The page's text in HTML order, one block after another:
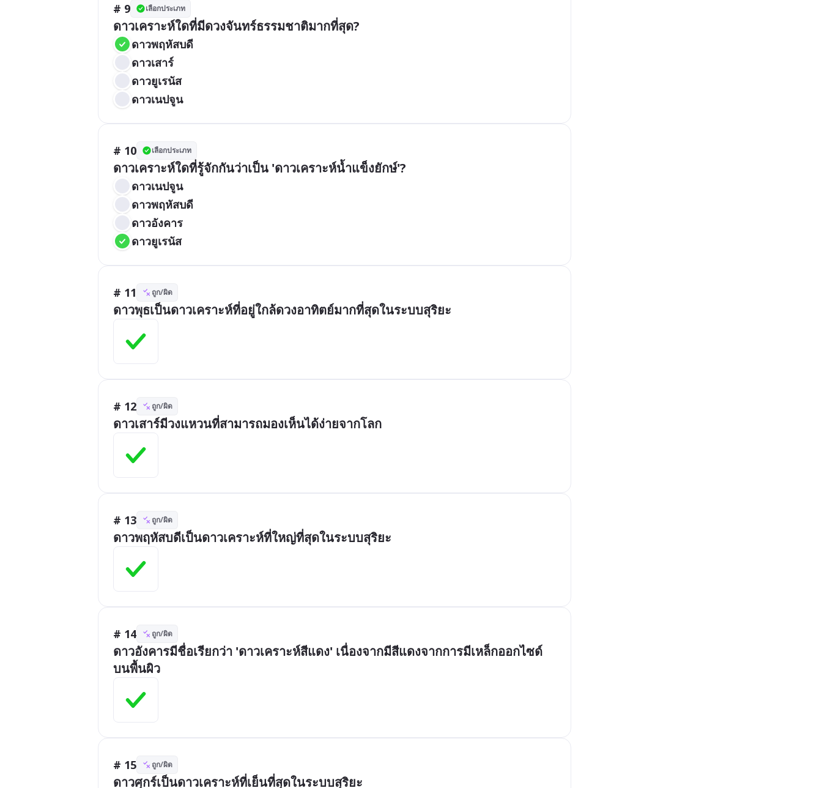
# 9 เลือกประเภท
ดาวเคราะห์ใดที่มีดวงจันทร์ธรรมชาติมากที่สุด?
ดาวพฤหัสบดี
ดาวเสาร์
ดาวยูเรนัส
ดาวเนปจูน
# 10 เลือกประเภท
ดาวเคราะห์ใดที่รู้จักกันว่าเป็น 'ดาวเคราะห์น้ำแข็งยักษ์'?
ดาวเนปจูน
ดาวพฤหัสบดี
ดาวอังคาร
ดาวยูเรนัส
# 11 ถูก/ผิด
ดาวพุธเป็นดาวเคราะห์ที่อยู่ใกล้ดวงอาทิตย์มากที่สุดในระบบสุริยะ
# 12 ถูก/ผิด
ดาวเสาร์มีวงแหวนที่สามารถมองเห็นได้ง่ายจากโลก
# 13 ถูก/ผิด
ดาวพฤหัสบดีเป็นดาวเคราะห์ที่ใหญ่ที่สุดในระบบสุริยะ
# 14 ถูก/ผิด
ดาวอังคารมีชื่อเรียกว่า 'ดาวเคราะห์สีแดง' เนื่องจากมีสีแดงจากการมีเหล็กออกไซด์
บนพื้นผิว
# 15 ถูก/ผิด
ดาวศุกร์เป็นดาวเคราะห์ที่เย็นที่สุดในระบบสุริยะ